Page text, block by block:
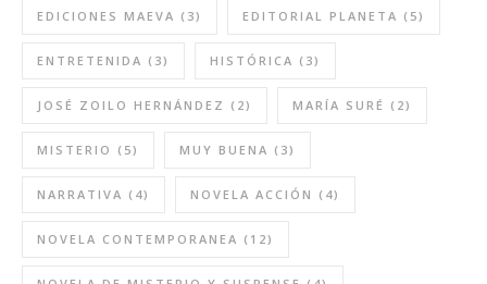
EDICIONES MAEVA (3) EDITORIAL PLANETA (5)
ENTRETENIDA (3) HISTÓRICA (3)
JOSÉ ZOILO HERNÁNDEZ (2) MARÍA SURÉ (2)
MISTERIO (5) MUY BUENA (3)
NARRATIVA (4) NOVELA ACCIÓN (4)
NOVELA CONTEMPORANEA (12)